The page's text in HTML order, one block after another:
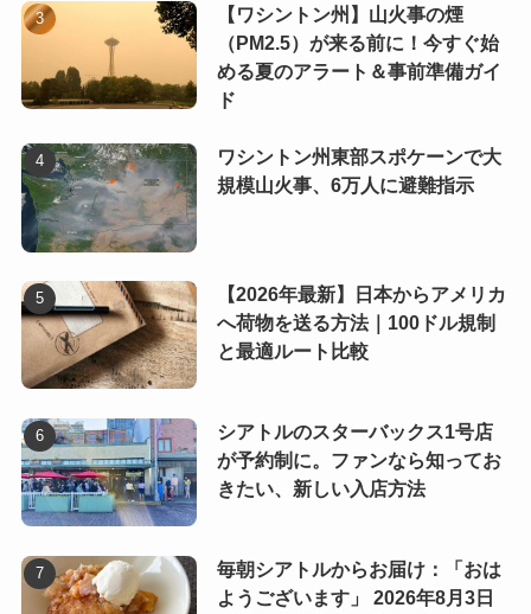
【ワシントン州】山火事の煙
（PM2.5）が来る前に！今すぐ始
める夏のアラート＆事前準備ガイ
ド
ワシントン州東部スポケーンで大
規模山火事、6万人に避難指示
【2026年最新】日本からアメリカ
へ荷物を送る方法｜100ドル規制
と最適ルート比較
シアトルのスターバックス1号店
が予約制に。ファンなら知ってお
きたい、新しい入店方法
毎朝シアトルからお届け：「おは
ようございます」 2026年8月3日